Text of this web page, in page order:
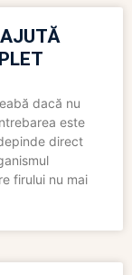
dacă nu
este
direct
firului nu mai